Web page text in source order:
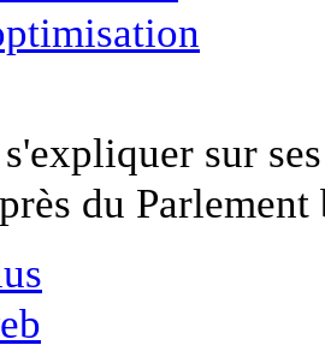
s'expliquer sur
du